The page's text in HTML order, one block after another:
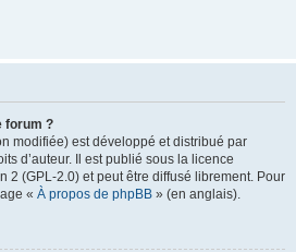
forum ?
modifiée) est développé et distribué par
d’auteur. Il est publié sous la licence
2 (GPL-2.0) et peut être diffusé librement. Pour
« À propos de phpBB » (en anglais).